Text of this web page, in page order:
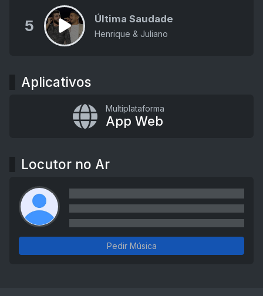
5 Última Saudade
Henrique & Juliano
Aplicativos
Multiplataforma
App Web
Locutor no Ar
Pedir Música